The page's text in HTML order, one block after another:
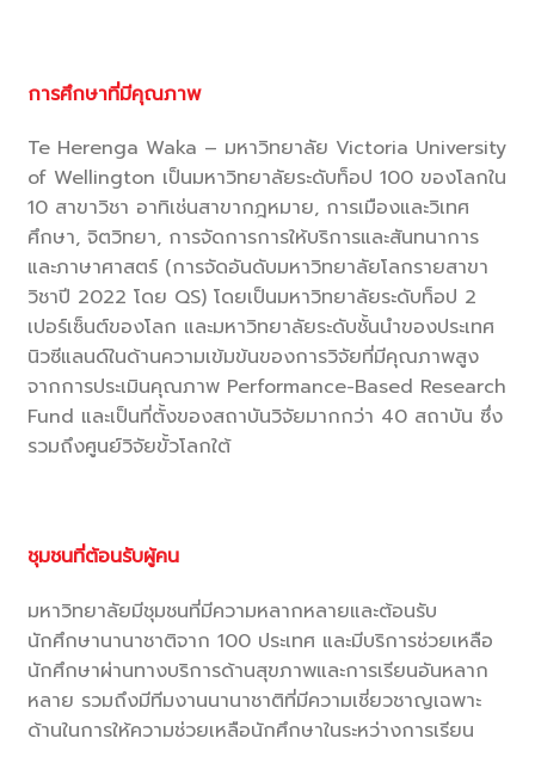
การศึกษาที่มีคุณภาพ
Te Herenga Waka – มหาวิทยาลัย Victoria University
of Wellington เป็นมหาวิทยาลัยระดับท็อป 100 ของโลกใน
10 สาขาวิชา อาทิเช่นสาขากฎหมาย, การเมืองและวิเทศ
ศึกษา, จิตวิทยา, การจัดการการให้บริการและสันทนาการ
และภาษาศาสตร์ (การจัดอันดับมหาวิทยาลัยโลกรายสาขา
วิชาปี 2022 โดย QS) โดยเป็นมหาวิทยาลัยระดับท็อป 2
เปอร์เซ็นต์ของโลก และมหาวิทยาลัยระดับชั้นนำของประเทศ
นิวซีแลนด์ในด้านความเข้มข้นของการวิจัยที่มีคุณภาพสูง
จากการประเมินคุณภาพ Performance-Based Research
Fund และเป็นที่ตั้งของสถาบันวิจัยมากกว่า 40 สถาบัน ซึ่ง
รวมถึงศูนย์วิจัยขั้วโลกใต้
ชุมชนที่ต้อนรับผู้คน
มหาวิทยาลัยมีชุมชนที่มีความหลากหลายและต้อนรับ
นักศึกษานานาชาติจาก 100 ประเทศ และมีบริการช่วยเหลือ
นักศึกษาผ่านทางบริการด้านสุขภาพและการเรียนอันหลาก
หลาย รวมถึงมีทีมงานนานาชาติที่มีความเชี่ยวชาญเฉพาะ
ด้านในการให้ความช่วยเหลือนักศึกษาในระหว่างการเรียน